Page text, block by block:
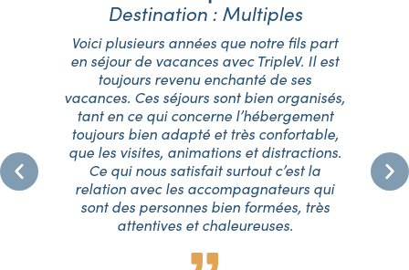
Voici plusieurs années que notre fils part
en séjour de vacances avec TripleV. Il est
toujours revenu enchanté de ses
vacances. Ces séjours sont bien organisés,
tant en ce qui concerne l’hébergement
toujours bien adapté et très confortable,
que les visites, animations et distractions.
Ce qui nous satisfait surtout c’est la
relation avec les accompagnateurs qui
sont des personnes bien formées, très
attentives et chaleureuses.
Destination : Multiples